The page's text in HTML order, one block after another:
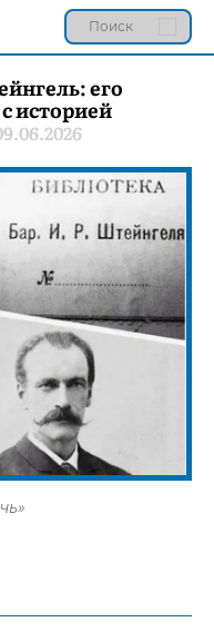
его
историей